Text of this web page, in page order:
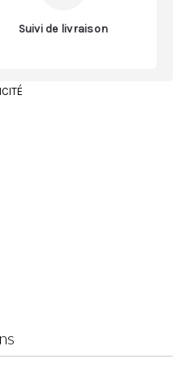
Suivi de livraison